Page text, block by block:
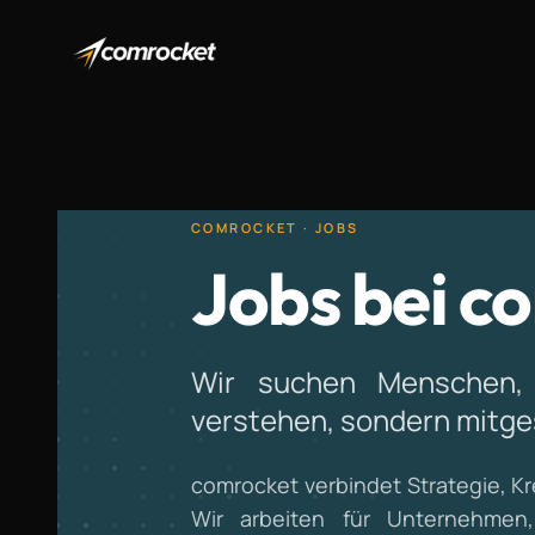
COMROCKET · JOBS
Jobs bei
Wir suchen
verstehen, sondern
comrocket verbindet Strategie,
Wir arbeiten für